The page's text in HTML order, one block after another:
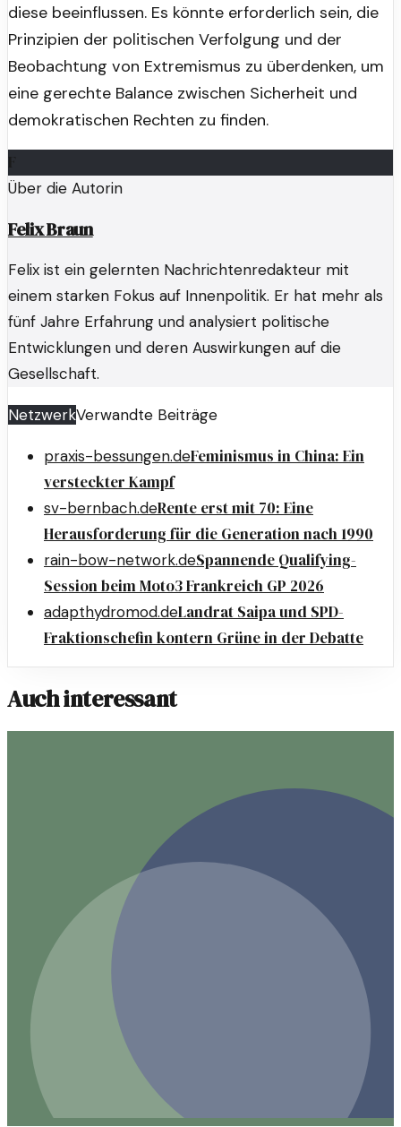
diese beeinflussen. Es könnte erforderlich sein, die
Prinzipien der politischen Verfolgung und der
Beobachtung von Extremismus zu überdenken, um
eine gerechte Balance zwischen Sicherheit und
demokratischen Rechten zu finden.
F
Über die Autorin
Felix Braun
Felix ist ein gelernten Nachrichtenredakteur mit
einem starken Fokus auf Innenpolitik. Er hat mehr als
fünf Jahre Erfahrung und analysiert politische
Entwicklungen und deren Auswirkungen auf die
Gesellschaft.
NetzwerkVerwandte Beiträge
praxis-bessungen.deFeminismus in China: Ein
versteckter Kampf
sv-bernbach.deRente erst mit 70: Eine
Herausforderung für die Generation nach 1990
rain-bow-network.deSpannende Qualifying-
Session beim Moto3 Frankreich GP 2026
adapthydromod.deLandrat Saipa und SPD-
Fraktionschefin kontern Grüne in der Debatte
Auch interessant